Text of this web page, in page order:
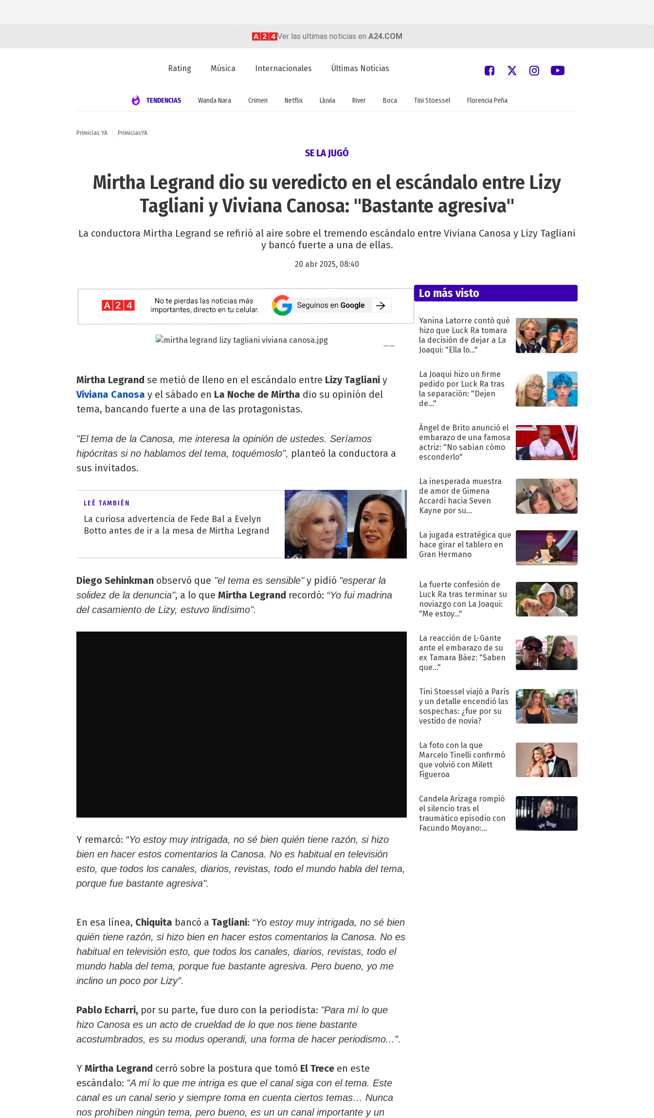
Ver las ultimas noticias en A24.COM
Rating Música Internacionales Últimas Noticias
TENDENCIAS Wanda Nara Crimen Netflix Lluvia River Boca Tini Stoessel Florencia Peña
Primicias YA PrimiciasYA
SE LA JUGÓ
Mirtha Legrand dio su veredicto en el escándalo entre Lizy
Tagliani y Viviana Canosa: "Bastante agresiva"
La conductora Mirtha Legrand se refirió al aire sobre el tremendo escándalo entre Viviana Canosa y Lizy Tagliani
y bancó fuerte a una de ellas.
20 abr 2025, 08:40
Mirtha Legrand se metió de lleno en el escándalo entre Lizy Tagliani y
Viviana Canosa y el sábado en La Noche de Mirtha dio su opinión del
tema, bancando fuerte a una de las protagonistas.
"El tema de la Canosa, me interesa la opinión de ustedes. Seríamos
hipócritas si no hablamos del tema, toquémoslo", planteó la conductora a
sus invitados.
LEÉ TAMBIÉN
La curiosa advertencia de Fede Bal a Evelyn
Botto antes de ir a la mesa de Mirtha Legrand
Diego Sehinkman observó que "el tema es sensible"y pidió "esperar la
solidez de la denuncia", a lo que Mirtha Legrand recordó: “Yo fui madrina
del casamiento de Lizy, estuvo lindísimo".
Y remarcó: “Yo estoy muy intrigada, no sé bien quién tiene razón, si hizo
bien en hacer estos comentarios la Canosa. No es habitual en televisión
esto, que todos los canales, diarios, revistas, todo el mundo habla del tema,
porque fue bastante agresiva".
En esa línea, Chiquita bancó a Tagliani: “Yo estoy muy intrigada, no sé bien
quién tiene razón, si hizo bien en hacer estos comentarios la Canosa. No es
habitual en televisión esto, que todos los canales, diarios, revistas, todo el
mundo habla del tema, porque fue bastante agresiva. Pero bueno, yo me
inclino un poco por Lizy”.
Pablo Echarri, por su parte, fue duro con la periodista: "Para mí lo que
hizo Canosa es un acto de crueldad de lo que nos tiene bastante
acostumbrados, es su modus operandi, una forma de hacer periodismo...”.
Y Mirtha Legrand cerró sobre la postura que tomó El Trece en este
escándalo: "A mí lo que me intriga es que el canal siga con el tema. Este
canal es un canal serio y siempre toma en cuenta ciertos temas… Nunca
nos prohíben ningún tema, pero bueno, es un un canal importante y un
Lo más visto
Yanina Latorre contó qué
hizo que Luck Ra tomara
la decisión de dejar a La
Joaqui: "Ella lo..."
La Joaqui hizo un firme
pedido por Luck Ra tras
la separación: "Dejen
de..."
Ángel de Brito anunció el
embarazo de una famosa
actriz: "No sabían cómo
esconderlo"
La inesperada muestra
de amor de Gimena
Accardi hacia Seven
Kayne por su
La jugada estratégica que
hace girar el tablero en
Gran Hermano
La fuerte confesión de
Luck Ra tras terminar su
noviazgo con La Joaqui:
"Me estoy..."
La reacción de L-Gante
ante el embarazo de su
ex Tamara Báez: "Saben
que..."
Tini Stoessel viajó a París
y un detalle encendió las
sospechas: ¿fue por su
vestido de novia?
La foto con la que
Marcelo Tinelli confirmó
que volvió con Milett
Figueroa
Candela Arizaga rompió
el silencio tras el
traumático episodio con
Facundo Moyano: